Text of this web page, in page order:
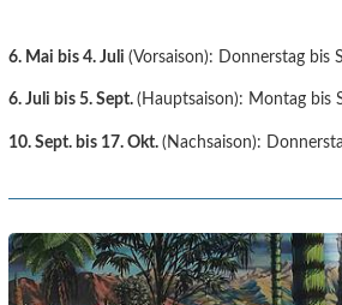
6. Mai bis 4. Juli(Vorsaison): Donnerstag bis
6. Juli bis 5. Sept.(Hauptsaison): Montag bis
10. Sept. bis 17. Okt. (Nachsaison):